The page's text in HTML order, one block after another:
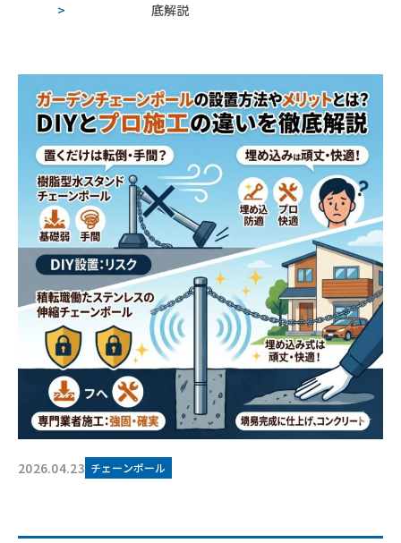
底解説
2026.04.23 チェーンポール